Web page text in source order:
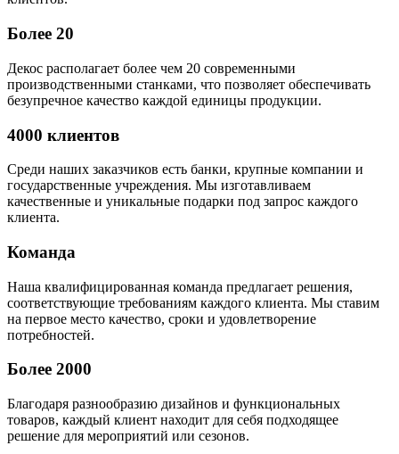
Более 20
Декос располагает более чем 20 современными
производственными станками, что позволяет обеспечивать
безупречное качество каждой единицы продукции.
4000 клиентов
Среди наших заказчиков есть банки, крупные компании и
государственные учреждения. Мы изготавливаем
качественные и уникальные подарки под запрос каждого
клиента.
Команда
Наша квалифицированная команда предлагает решения,
соответствующие требованиям каждого клиента. Мы ставим
на первое место качество, сроки и удовлетворение
потребностей.
Более 2000
Благодаря разнообразию дизайнов и функциональных
товаров, каждый клиент находит для себя подходящее
решение для мероприятий или сезонов.